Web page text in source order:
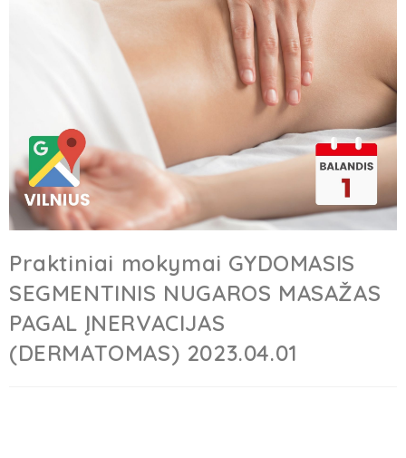
Praktiniai mokymai GYDOMASIS
SEGMENTINIS NUGAROS MASAŽAS
PAGAL ĮNERVACIJAS
(DERMATOMAS) 2023.04.01